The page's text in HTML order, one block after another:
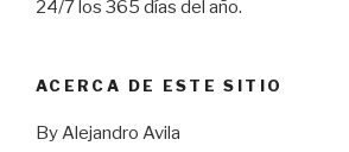
24/7 los 365 días del año.
ACERCA DE ESTE SITIO
By Alejandro Avila